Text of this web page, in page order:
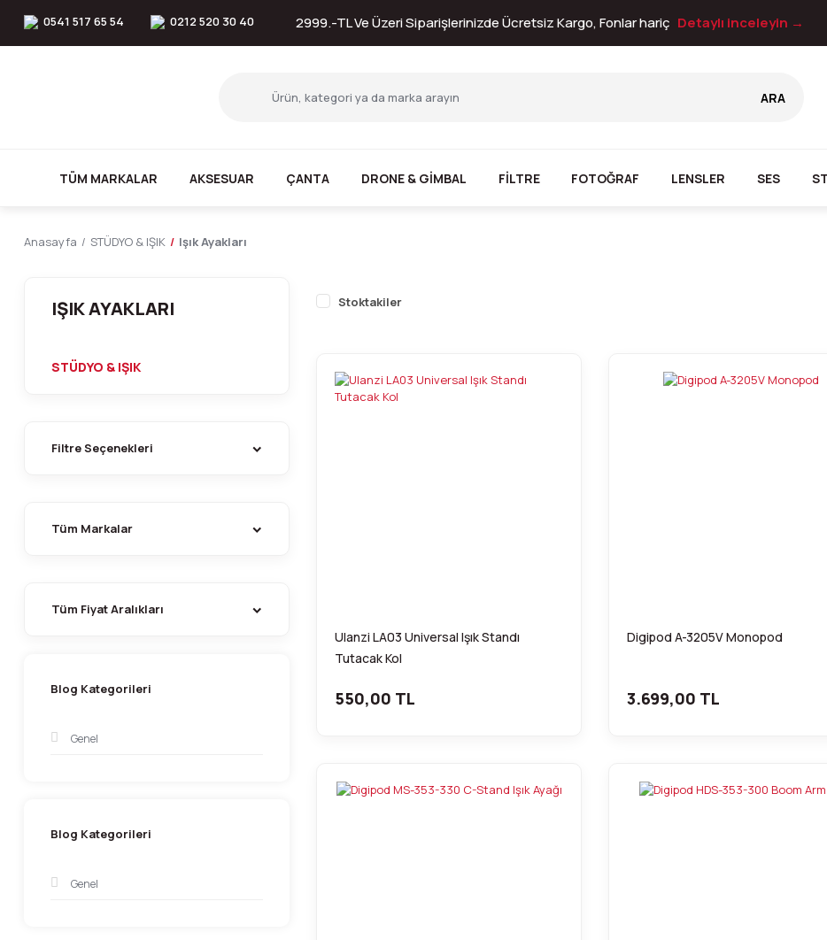
0541 517 65 54 0212 520 30 40 2999.-TL Ve Üzeri Siparişlerinizde Ücretsiz Kargo, Fonlar hariç Detaylı inceleyin →
ARA
TÜM MARKALAR AKSESUAR ÇANTA DRONE & GİMBAL FİLTRE FOTOĞRAF LENSLER SES
Anasayfa STÜDYO & IŞIK Işık Ayakları
IŞIK AYAKLARI
STÜDYO & IŞIK
Filtre Seçenekleri
Tüm Markalar
Tüm Fiyat Aralıkları
Blog Kategorileri
Genel
Blog Kategorileri
Genel
Stoktakiler
Ulanzi LA03 Universal Işık Standı
Tutacak Kol
550,00 TL
Digipod A-3205V Monopod
3.699,00 TL